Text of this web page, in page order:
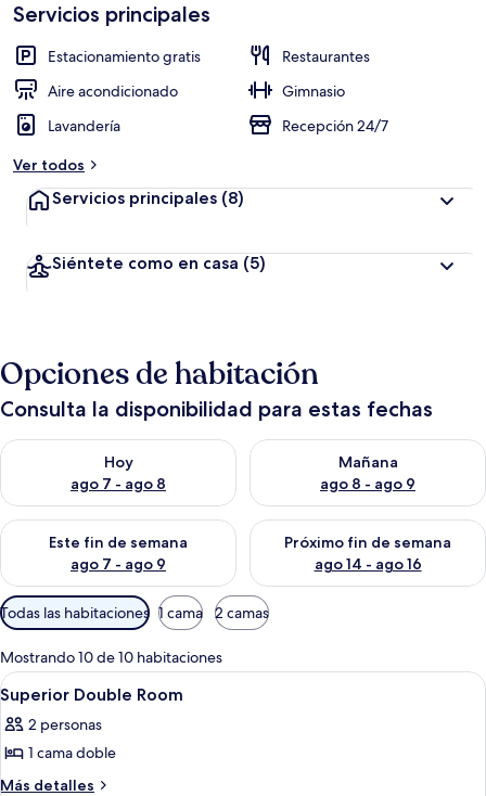
Servicios principales
Estacionamiento gratis
Restaurantes
Aire acondicionado
Gimnasio
Lavandería
Recepción 24/7
Ver todos
Servicios principales (8)
Siéntete como en casa (5)
Opciones de habitación
Consulta la disponibilidad para estas fechas
Hoy
ago 7 - ago 8
Consulta la disponibilidad para hoy ago 7 - ago 8
Mañana
ago 8 - ago 9
Consulta la disponibilidad
Este fin de semana
ago 7 - ago 9
Consulta la disponibilidad para este fin de semana ago 7 -
Próximo fin de semana
ago 14 - ago 16
Consulta la disponibilidad
Filtros
disponibles
para
las
habitaciones
Todas las habitaciones 1 cama 2 camas
Mostrando 10 de 10 habitaciones
Abrir
todas
las
fotos
de
4
Superior Double Room
2 personas
1 cama doble
Más detalles
Más